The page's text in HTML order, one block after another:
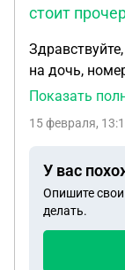
стоит
на дочь,
бывшей
ли я как
"дочери" ещё
рождении в графе "отец"
Прописывают
Показать
15 февраля,
У вас
Опишите
делать.